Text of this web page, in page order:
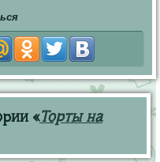
«Торты на